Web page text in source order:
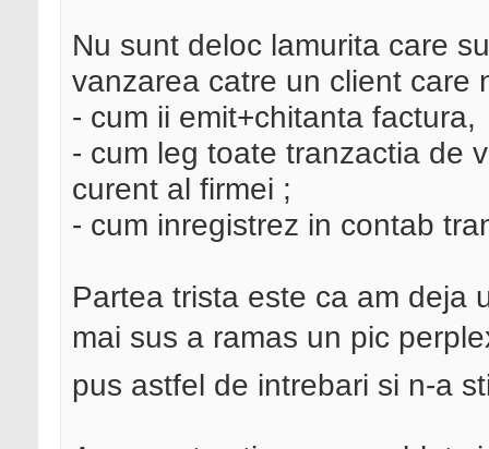
Nu sunt deloc lamurita care
vanzarea catre un client care
- cum ii emit+chitanta factura,
- cum leg toate tranzactia de
curent al firmei ;
- cum inregistrez in contab
Partea trista este ca am deja
mai sus a ramas un pic
pus astfel de intrebari si n-a